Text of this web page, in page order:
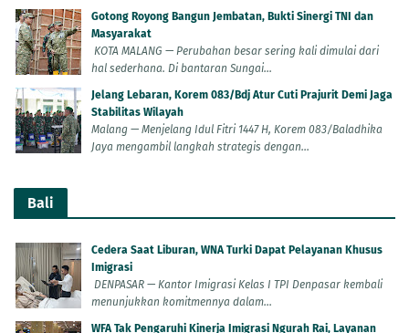
Gotong Royong Bangun Jembatan, Bukti Sinergi TNI dan
Masyarakat
KOTA MALANG — Perubahan besar sering kali dimulai dari
hal sederhana. Di bantaran Sungai...
Jelang Lebaran, Korem 083/Bdj Atur Cuti Prajurit Demi Jaga
Stabilitas Wilayah
Malang — Menjelang Idul Fitri 1447 H, Korem 083/Baladhika
Jaya mengambil langkah strategis dengan...
Bali
Cedera Saat Liburan, WNA Turki Dapat Pelayanan Khusus
Imigrasi
DENPASAR — Kantor Imigrasi Kelas I TPI Denpasar kembali
menunjukkan komitmennya dalam...
WFA Tak Pengaruhi Kinerja Imigrasi Ngurah Rai, Layanan